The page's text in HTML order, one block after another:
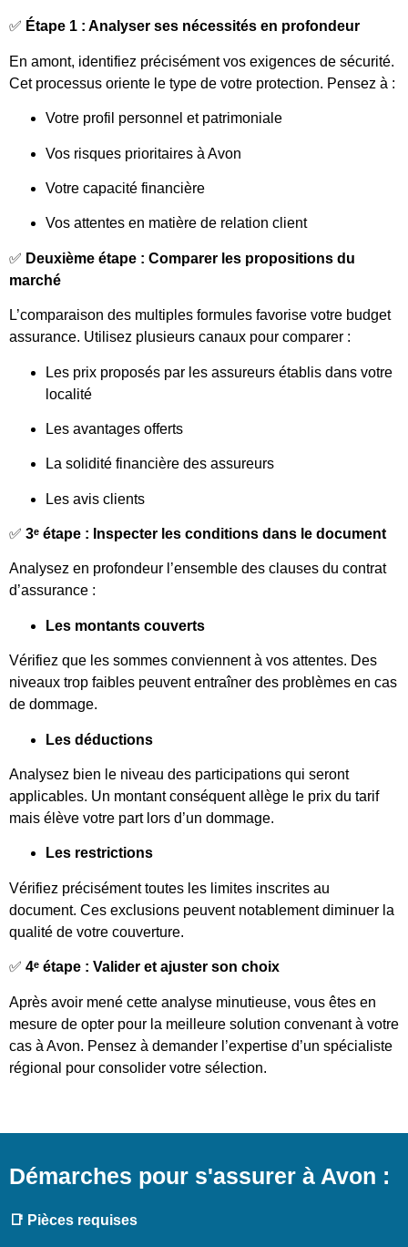
✅ Étape 1 : Analyser ses nécessités en profondeur
En amont, identifiez précisément vos exigences de sécurité.
Cet processus oriente le type de votre protection. Pensez à :
Votre profil personnel et patrimoniale
Vos risques prioritaires à Avon
Votre capacité financière
Vos attentes en matière de relation client
✅ Deuxième étape : Comparer les propositions du
marché
L’comparaison des multiples formules favorise votre budget
assurance. Utilisez plusieurs canaux pour comparer :
Les prix proposés par les assureurs établis dans votre
localité
Les avantages offerts
La solidité financière des assureurs
Les avis clients
✅ 3ᵉ étape : Inspecter les conditions dans le document
Analysez en profondeur l’ensemble des clauses du contrat
d’assurance :
Les montants couverts
Vérifiez que les sommes conviennent à vos attentes. Des
niveaux trop faibles peuvent entraîner des problèmes en cas
de dommage.
Les déductions
Analysez bien le niveau des participations qui seront
applicables. Un montant conséquent allège le prix du tarif
mais élève votre part lors d’un dommage.
Les restrictions
Vérifiez précisément toutes les limites inscrites au
document. Ces exclusions peuvent notablement diminuer la
qualité de votre couverture.
✅ 4ᵉ étape : Valider et ajuster son choix
Après avoir mené cette analyse minutieuse, vous êtes en
mesure de opter pour la meilleure solution convenant à votre
cas à Avon. Pensez à demander l’expertise d’un spécialiste
régional pour consolider votre sélection.
Démarches pour s'assurer à Avon :
📑 Pièces requises